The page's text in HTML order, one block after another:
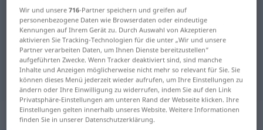
Tschechisch-Deutsch Wörterbuch formovat
Tschechisch-Deutsch Übersetzung
für "formovat"
"formovat" Deutsch Übersetzung
„formovat“
Wir und unsere716-Partner speichern und greifen auf
personenbezogene Daten wie Browserdaten oder eindeutige
Kennungen auf Ihrem Gerät zu. Durch Auswahl von Akzeptieren
aktivieren Sie Tracking-Technologien für die unter „Wir und unsere
Partner verarbeiten Daten, um Ihnen Dienste bereitzustellen“
aufgeführten Zwecke. Wenn Tracker deaktiviert sind, sind manche
Inhalte und Anzeigen möglicherweise nicht mehr so relevant für Sie. Sie
können dieses Menü jederzeit wieder aufrufen, um Ihre Einstellungen zu
ändern oder Ihre Einwilligung zu widerrufen, indem Sie auf den Link
Privatsphäre-Einstellungen am unteren Rand der Webseite klicken. Ihre
Einstellungen gelten innerhalb unseres Website. Weitere Informationen
finden Sie in unserer Datenschutzerklärung.